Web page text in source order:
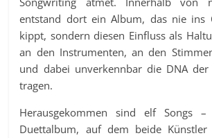
entstand dort ein Album, das nie ins
kippt, sondern diesen Einfluss als
an den Instrumenten, an den
und dabei unverkennbar die DNA
tragen.
Herausgekommen sind elf Songs
Duettalbum, auf dem beide Künstler